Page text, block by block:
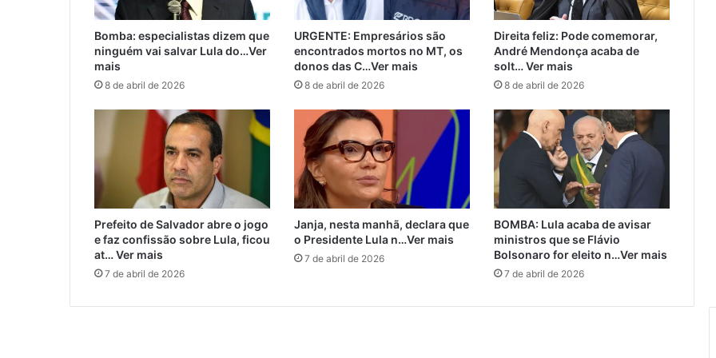
Bomba: especialistas dizem que
ninguém vai salvar Lula do…Ver
mais
8 de abril de 2026
URGENTE: Empresários são
encontrados mortos no MT, os
donos das C…Ver mais
8 de abril de 2026
Direita feliz: Pode comemorar,
André Mendonça acaba de
solt… Ver mais
8 de abril de 2026
Prefeito de Salvador abre o jogo
e faz confissão sobre Lula, ficou
at… Ver mais
7 de abril de 2026
Janja, nesta manhã, declara que
o Presidente Lula n…Ver mais
7 de abril de 2026
BOMBA: Lula acaba de avisar
ministros que se Flávio
Bolsonaro for eleito n…Ver mais
7 de abril de 2026